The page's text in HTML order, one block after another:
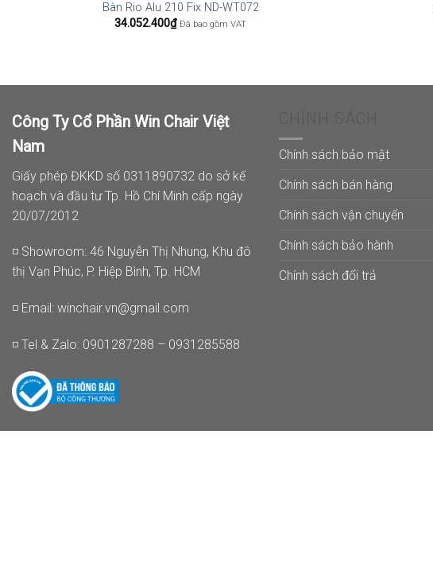
Bàn Rio Alu 210 Fix ND-WT072
34.052.400₫ Đã bao gồm VAT
Công Ty Cổ Phần Win Chair Việt
Nam
Giấy phép ĐKKD số 0311890732 do sở kế
hoạch và đầu tư Tp. Hồ Chí Minh cấp ngày
20/07/2012
◽ Showroom: 46 Nguyễn Thị Nhung, Khu đô
thị Vạn Phúc, P. Hiệp Bình, Tp. HCM
◽ Email: winchair.vn@gmail.com
◽ Tel & Zalo: 0901287288 – 0931285588
Chính sách bảo mật
Chính sách bán hàng
Chính sách vận chuyển
Chính sách bảo hành
Chính sách đổi trả